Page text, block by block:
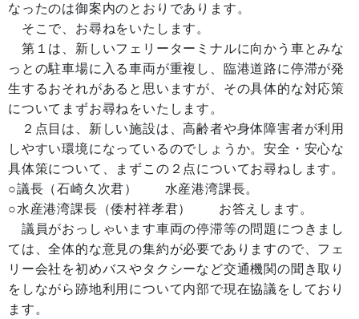
なったのは御案内のとおりであります。
そこで、お尋ねをいたします。
第１は、新しいフェリーターミナルに向かう車とみな
っとの駐車場に入る車両が重複し、臨港道路に停滞が発
生するおそれがあると思いますが、その具体的な対応策
についてまずお尋ねをいたします。
２点目は、新しい施設は、高齢者や身体障害者が利用
しやすい環境になっているのでしょうか。安全・安心な
具体策について、まずこの２点についてお尋ねします。
○議長（石崎久次君） 水産港湾課長。
○水産港湾課長（倭村祥孝君） お答えします。
議員がおっしゃいます車両の停滞等の問題につきまし
ては、全体的な意見の集約が必要でありますので、フェ
リー会社を初めバスやタクシーなど交通機関の聞き取り
をしながら跡地利用について内部で現在協議をしており
ます。